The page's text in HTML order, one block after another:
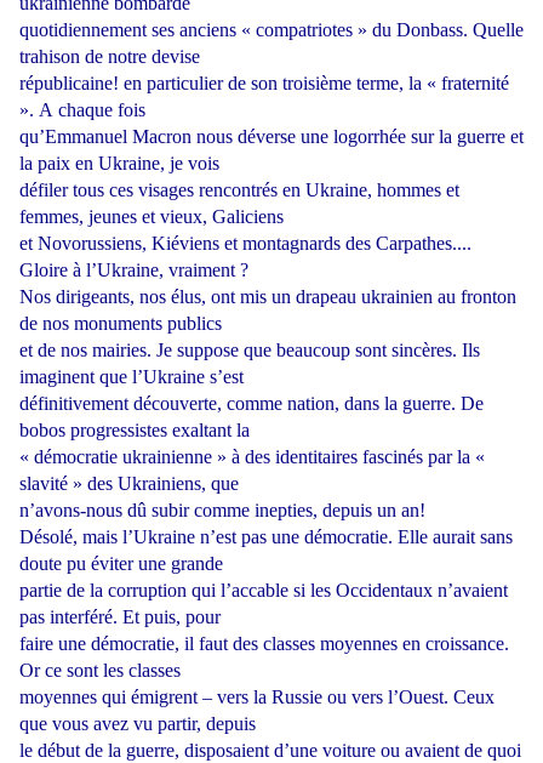
quotidiennement ses anciens « compatriotes » du Donbass. Quelle
trahison de notre devise
républicaine! en particulier de son troisième terme, la « fraternité
». A chaque fois
qu’Emmanuel Macron nous déverse une logorrhée sur la guerre et
la paix en Ukraine, je vois
défiler tous ces visages rencontrés en Ukraine, hommes et
femmes, jeunes et vieux, Galiciens
et Novorussiens, Kiéviens et montagnards des Carpathes....
Gloire à l’Ukraine, vraiment ?
Nos dirigeants, nos élus, ont mis un drapeau ukrainien au fronton
de nos monuments publics
et de nos mairies. Je suppose que beaucoup sont sincères. Ils
imaginent que l’Ukraine s’est
définitivement découverte, comme nation, dans la guerre. De
bobos progressistes exaltant la
« démocratie ukrainienne » à des identitaires fascinés par la «
slavité » des Ukrainiens, que
n’avons-nous dû subir comme inepties, depuis un an!
Désolé, mais l’Ukraine n’est pas une démocratie. Elle aurait sans
doute pu éviter une grande
partie de la corruption qui l’accable si les Occidentaux n’avaient
pas interféré. Et puis, pour
faire une démocratie, il faut des classes moyennes en croissance.
Or ce sont les classes
moyennes qui émigrent – vers la Russie ou vers l’Ouest. Ceux
que vous avez vu partir, depuis
le début de la guerre, disposaient d’une voiture ou avaient de quoi